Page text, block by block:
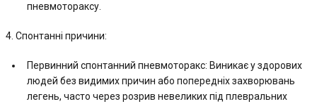
пневмотораксу.
4. Спонтанні причини:
Первинний спонтанний пневмоторакс: Виникає у здорових
людей без видимих причин або попередніх захворювань
легень, часто через розрив невеликих під плевральних